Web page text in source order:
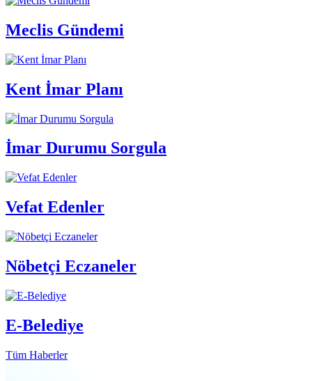
Meclis Gündemi
Kent İmar Planı
İmar Durumu Sorgula
Vefat Edenler
Nöbetçi Eczaneler
E-Belediye
Tüm Haberler